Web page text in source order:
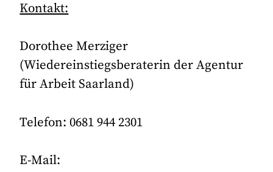
Kontakt:
Dorothee Merziger
(Wiedereinstiegsberaterin der Agentur
für Arbeit Saarland)
Telefon: 0681 944 2301
E-Mail: